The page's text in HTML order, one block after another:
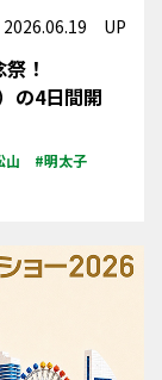
2026.06.19 UP
！
の4日間開
山
#明太子